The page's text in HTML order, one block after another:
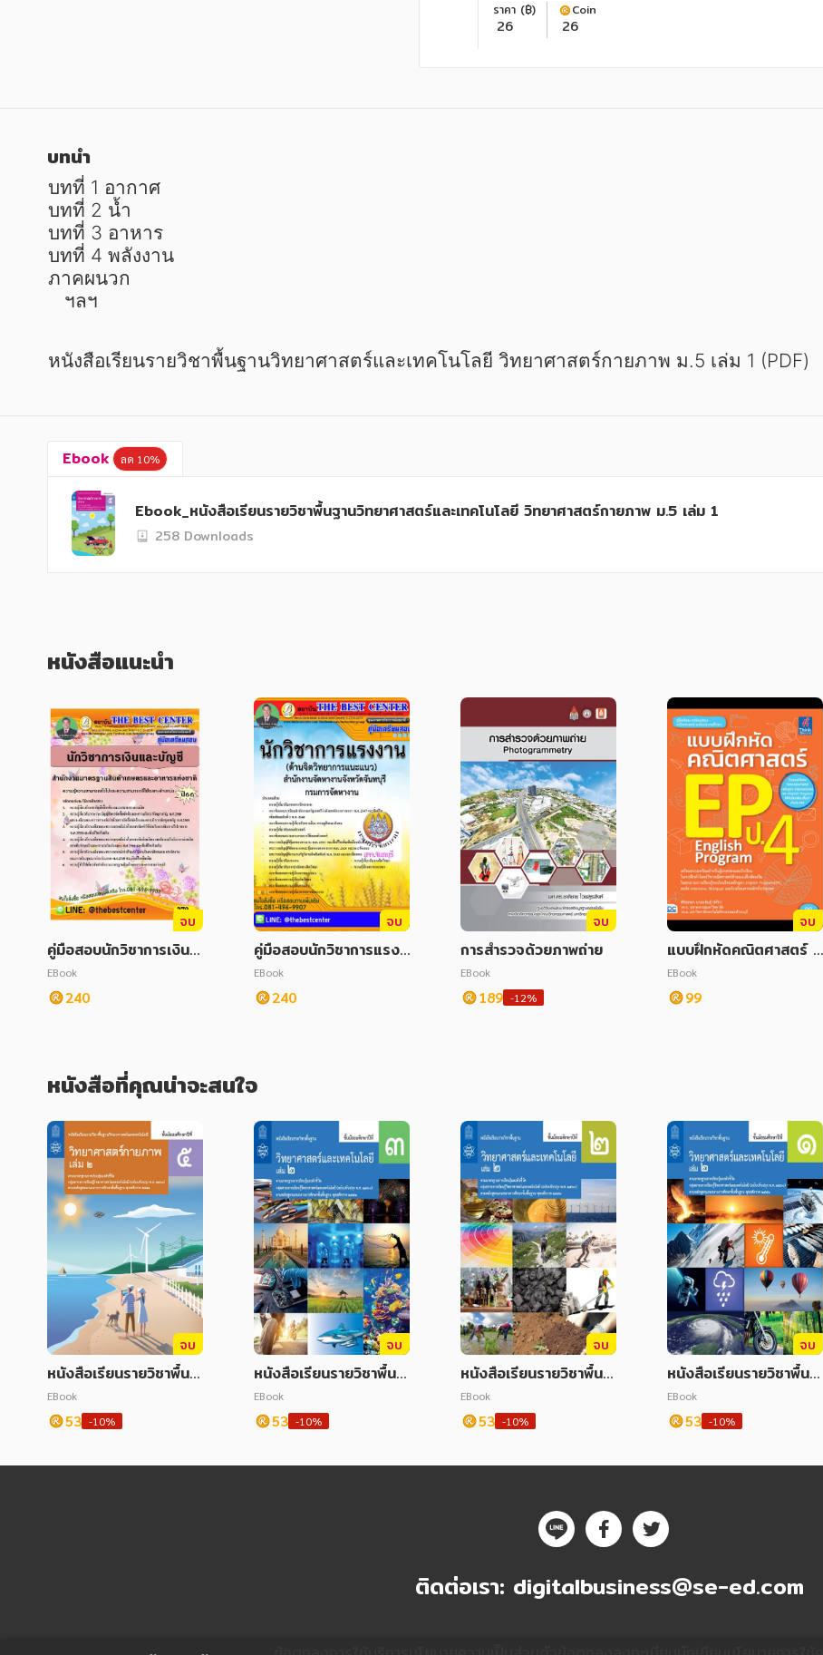
การ์ตูนความรู้ การ์ตูน
การ์ตูนมังงะ (Manga)
การ์ตูนความรู้ การ์ตูน
การ์ตูนมังงะ (Manga)
ราคา (฿)
26
Coin
26
บทนำ
บทที่ 1 อากาศ
บทที่ 2 น้ำ
บทที่ 3 อาหาร
บทที่ 4 พลังงาน
ภาคผนวก
ฯลฯ
หนังสือเรียนรายวิชาพื้นฐานวิทยาศาสตร์และเทคโนโลยี วิทยาศาสตร์กายภาพ ม.5 เล่ม 1 (PDF)
Ebook ลด 10%
Ebook_หนังสือเรียนรายวิชาพื้นฐานวิทยาศาสตร์และเทคโนโลยี วิทยาศาสตร์กายภาพ ม.5 เล่ม 1
258 Downloads
หนังสือแนะนำ
จบ
คู่มือสอบนักวิชาการเงินแ
ละบัญชี สำนักงานมาตรฐ
านสินค้าเกษตรและอาหาร
แห่งชาติ
EBook
240
จบ
คู่มือสอบนักวิชาการแรงง
าน (ด้านจิตวิทยาการแนะ
แนว) สำนักงานจัดหางาน
จังหวัดจันทบุรี
EBook
240
จบ
การสำรวจด้วยภาพถ่าย
EBook
189 -12%
จบ
แบบฝึกหัดคณิตศาสตร์ E
P ป.4
EBook
99
หนังสือที่คุณน่าจะสนใจ
จบ
หนังสือเรียนรายวิชาพื้นฐ
านวิทยาศาสตร์และเทคโน
โลยี วิทยาศาสตร์กายภา
พ ม.5 เล่ม 2
EBook
53 -10%
จบ
หนังสือเรียนรายวิชาพื้นฐ
านวิทยาศาสตร์และเทคโน
โลยี ม.3 เล่ม 2
EBook
53 -10%
จบ
หนังสือเรียนรายวิชาพื้นฐ
านวิทยาศาสตร์และเทคโน
โลยี ม.2 เล่ม 2
EBook
53 -10%
จบ
หนังสือเรียนรายวิชาพื้นฐ
านวิทยาศาสตร์และเทคโน
โลยี ม.1 เล่ม 2
EBook
53 -10%
ติดต่อเรา: digitalbusiness@se-ed.com